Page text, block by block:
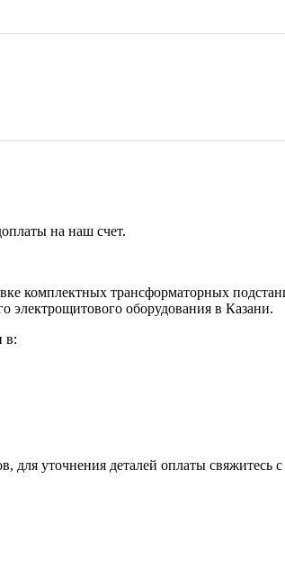
на наш счет.
комплектных трансформаторных
электрощитового оборудования в Казани.
в:
для уточнения деталей оплаты свяжитесь